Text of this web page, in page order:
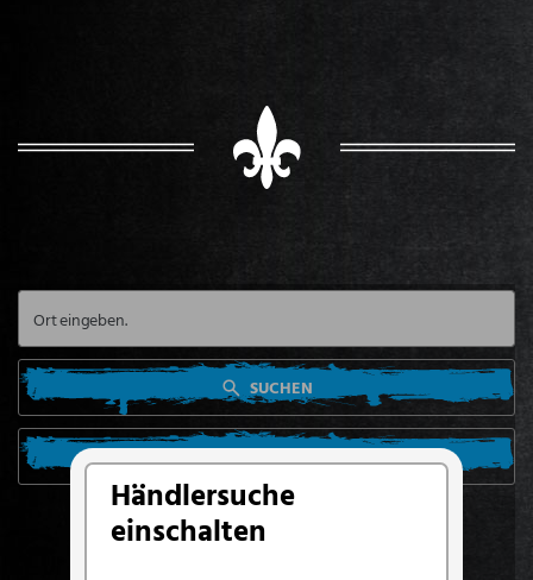
Händlersuche
einschalten
SUCHEN
SUCHE VON MEINEM STANDORT AUS